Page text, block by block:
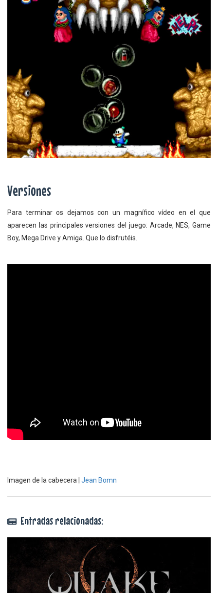
Versiones
Para terminar os dejamos con un magnífico vídeo en el que
aparecen las principales versiones del juego: Arcade, NES, Game
Boy, Mega Drive y Amiga. Que lo disfrutéis.
Imagen de la cabecera | Jean Bomn
Entradas relacionadas: